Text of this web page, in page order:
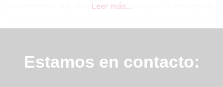
implementar sus planes de comunicación y marketing
conseguir más clientes en internet. ✅¿CÓMO? ➡️
difusión
Leer más...
Estamos en contacto: